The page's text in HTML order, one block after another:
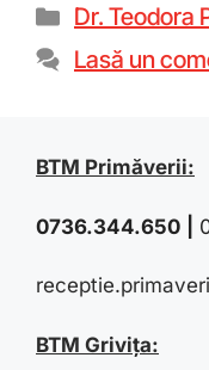
Dr. Teodora
Lasă un
BTM Primăverii:
0736.344.650
BTM Grivița: